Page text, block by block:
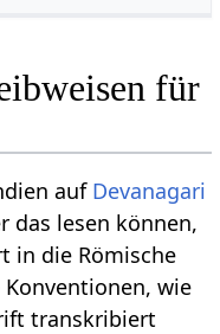
für
auf Devanagari
das lesen können,
in die Römische
wie
transkribiert